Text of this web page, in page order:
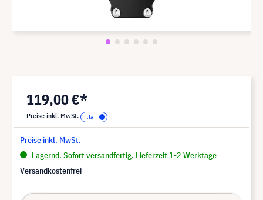
119,00 €*
Preise inkl. MwSt.
Preise inkl. MwSt.
Lagernd. Sofort versandfertig. Lieferzeit 1-2 Werktage
Versandkostenfrei